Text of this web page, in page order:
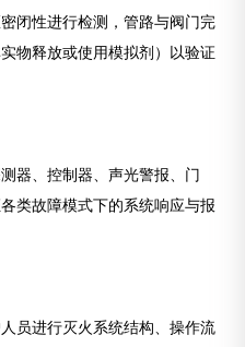
闭性进行检测，管路与阀门完
物释放或使用模拟剂）以验证
器、控制器、声光警报、门
类故障模式下的系统响应与报
员进行灭火系统结构、操作流